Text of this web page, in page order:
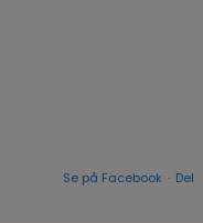
Se på Facebook · Del